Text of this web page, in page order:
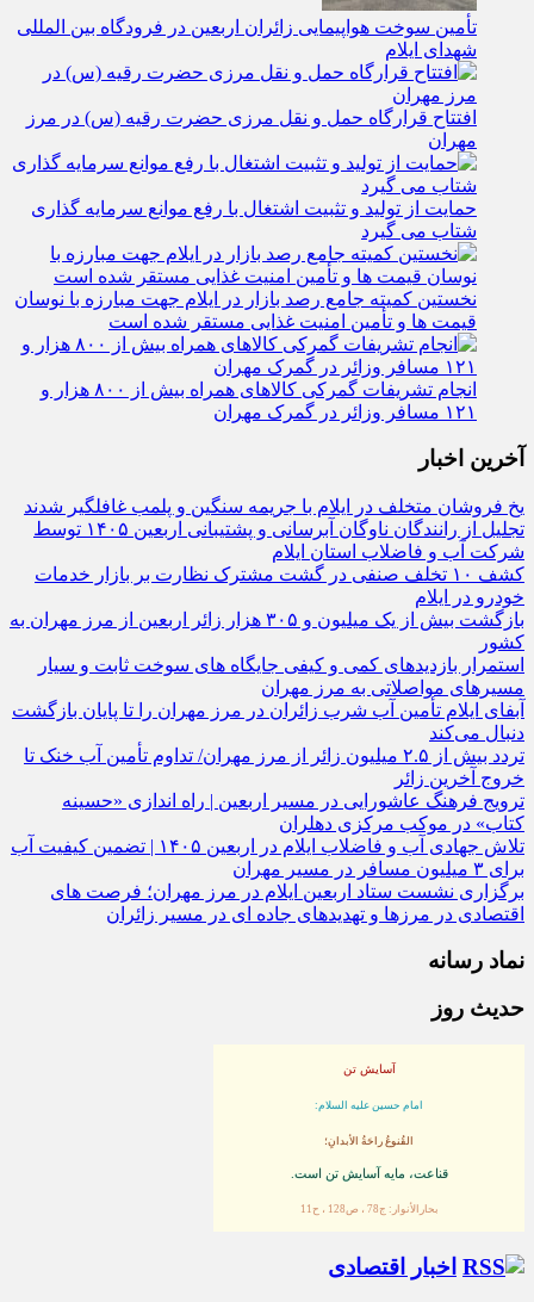
تأمین سوخت هواپیمایی زائران اربعین در فرودگاه بین المللی
شهدای ایلام
افتتاح قرارگاه حمل‌ و نقل مرزی حضرت رقیه (س) در مرز
مهران
حمایت از تولید و تثبیت اشتغال با رفع موانع سرمایه‌ گذاری
شتاب می‌ گیرد
نخستین کمیته جامع رصد بازار در ایلام جهت مبارزه با نوسان
قیمت‌ ها و تأمین امنیت غذایی مستقر شده است
انجام تشریفات گمرکی کالاهای همراه بیش از ۸۰۰ هزار و
۱۲۱ مسافر وزائر در گمرک مهران
آخرین اخبار
یخ‌ فروشان متخلف در ایلام با جریمه سنگین و پلمب غافلگیر شدند
تجلیل از رانندگان ناوگان آبرسانی و پشتیبانی اربعین ۱۴۰۵ توسط
شرکت آب و فاضلاب استان ایلام
کشف ۱۰ تخلف صنفی در گشت مشترک نظارت بر بازار خدمات
خودرو در ایلام
بازگشت بیش از یک میلیون و ۳۰۵ هزار زائر اربعین از مرز مهران به
کشور
استمرار بازدیدهای کمی و کیفی جایگاه‌ های سوخت ثابت و سیار
مسیرهای مواصلاتی به مرز مهران
آبفای ایلام تأمین آب شرب زائران در مرز مهران را تا پایان بازگشت
دنبال می‌کند
تردد بیش از ۲.۵ میلیون زائر از مرز مهران/ تداوم تأمین آب خنک تا
خروج آخرین زائر
ترویج فرهنگ عاشورایی در مسیر اربعین | راه‌ اندازی «حسینه
کتاب» در موکب مرکزی دهلران
تلاش جهادی آب و فاضلاب ایلام در اربعین ۱۴۰۵ | تضمین کیفیت آب
برای ۳ میلیون مسافر در مسیر مهران
برگزاری نشست ستاد اربعین ایلام در مرز مهران؛ فرصت‌ های
اقتصادی در مرزها و تهدیدهای جاده‌ ای در مسیر زائران
نماد رسانه
حدیث روز
آسایش تن
امام حسین علیه السلام:
القُنوعُ راحَةُ الأبدانِ؛
قناعت، مايه آسايش تن است.
بحارالأنوار: ج78 ، ص128 ، ح11
اخبار اقتصادی